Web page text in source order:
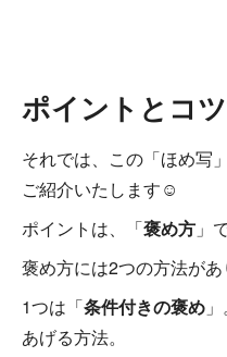
ポイントとコ
それでは、この「ほめ写
ご紹介いたします☺
ポイントは、「褒め方 」
褒め方には2つの方法があ
1つは「条件付きの褒め
あげる方法。